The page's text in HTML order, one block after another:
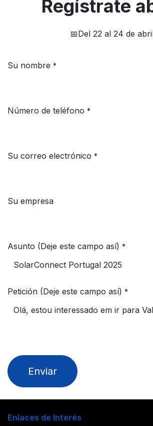
Regístrate
📅Del 22 al 24 de
Su nombre *
Número de teléfono *
Su correo electrónico *
Su empresa
Asunto (Deje este campo así) *
Petición (Deje este campo así) *
Enviar
Enlaces de Interés